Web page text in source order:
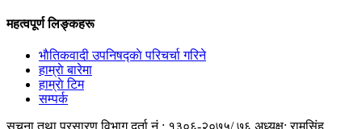
महत्वपूर्ण लिङ्कहरू
भाैतिकवादी उपनिषद्काे परिचर्चा गरिने
हाम्राे बारेमा
हाम्राे टिम
सम्पर्क
सूचना तथा प्रसारण विभाग दर्ता नं.: १३०६-२०७५/ ७६ अध्यक्ष: रामसिंह